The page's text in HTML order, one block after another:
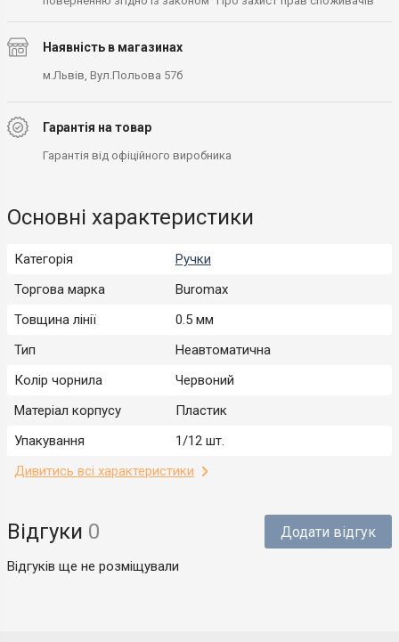
Наявність в магазинах
м.Львів, Вул.Польова 57б
Гарантія на товар
Гарантія від офіційного виробника
Основні характеристики
Категорія
Ручки
Торгова марка
Buromax
Товщина лінії
0.5 мм
Тип
Неавтоматична
Колір чорнила
Червоний
Матеріал корпусу
Пластик
Упакування
1/12 шт.
Дивитись всі характеристики
Відгуки 0 Додати відгук
Відгуків ще не розміщували